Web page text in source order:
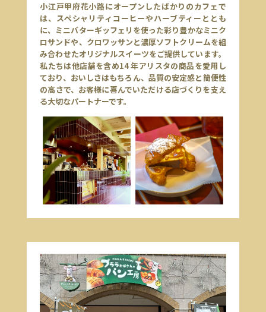
小江戸甲府花小路にオープンしたばかりのカフェで
は、スペシャリティコーヒーやハーブティーととも
に、ミニバターギッフェリを使った彩り豊かなミニク
ロサンドや、クロワッサンと濃厚ソフトクリームを組
み合わせたオリジナルスイーツをご提供しています。
私たちは他店舗を含め14 年アリスタの商品を愛用し
ており、おいしさはもちろん、品質の安定感と簡便性
の高さで、お客様に喜んでいただける店づくりを支え
る大切なパートナーです。